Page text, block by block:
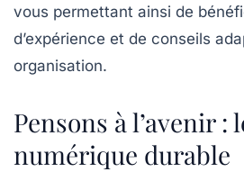
vous permettant ainsi de
d’expérience et de conseils
organisation.
Pensons à l’avenir :
numérique durable